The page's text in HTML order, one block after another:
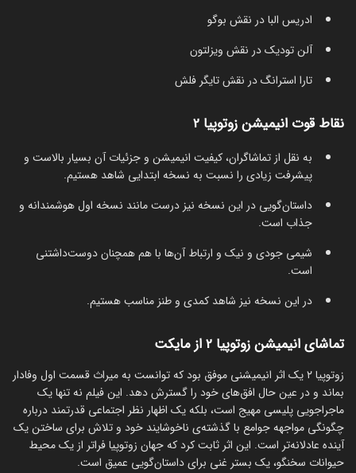
ادریس البا در نقش بوگو
آلن تودیک در نقش ویزلتون
تارا استرانگ در نقش تایگر فلش
نقاط قوت انیمیشن زوتوپیا 2
به نقل از تماشاگران، کیفیت انیمیشن و جزئیات آن بسیار بالاست و
پیشرفت زیادی را نسبت به نسخه ابتدایی شاهد هستیم.
داستان‌گویی در این نسخه نیز درست مانند نسخه اول هوشمندانه و
جذاب است.
شیمی جودی و نیک و ارتباط آن‌ها با هم همچنان دوست‌داشتنی
است.
در این نسخه نیز شاهد کمدی و طنز مناسب هستیم.
تماشای انیمیشن زوتوپیا 2 از مایکت
زوتوپیا ۲ یک اثر انیمیشنی موفق بود که توانست به میراث قسمت اول وفادار
بماند و در عین حال افق‌های خود را گسترش دهد. این فیلم نه تنها یک
ماجراجویی پلیسی مهیج است، بلکه یک اظهار نظر اجتماعی قدرتمند درباره
چگونگی مواجهه جوامع با گذشته‌ی ناخوشایند خود و تلاش برای ساختن یک
آینده عادلانه‌تر است. این اثر ثابت کرد که جهان زوتوپیا فراتر از یک محیط
حیوانات سخنگو، یک بستر غنی برای داستان‌گویی عمیق است.